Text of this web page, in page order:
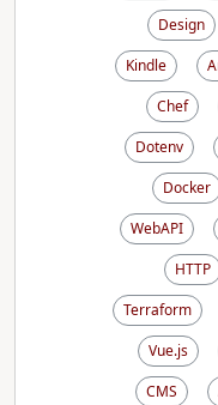
Design
Kindle
Chef
Dotenv
Docker
WebAPI
HTTP
Terraform
Vue.js
CMS